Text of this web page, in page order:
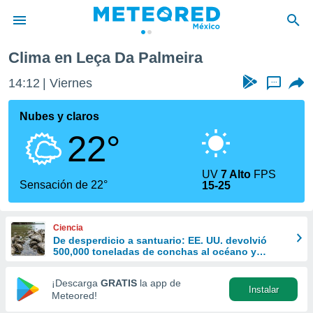
de
ha sido
calidad.
a este
las
y
forma
digital
basada
Clima en Leça Da Palmeira
14:12 Viernes ...
Nubes y claros
22°
Sensación de 22°
UV7 Alto FPS
15-25
Ciencia
De desperdicio a santuario: EE. UU. devolvió
500,000 toneladas de conchas al océano y
¡Descarga GRATIS la app de
Meteored!
Instalar